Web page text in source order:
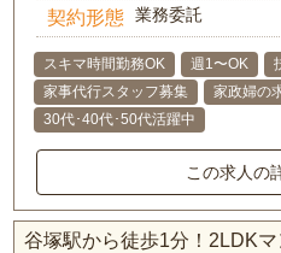
契約形態 業務委託
スキマ時間勤務OK 週1〜OK
家事代行スタッフ募集
家政婦の
30代･40代･50代活躍中
この求人の
谷塚駅から徒歩1分！2LDK